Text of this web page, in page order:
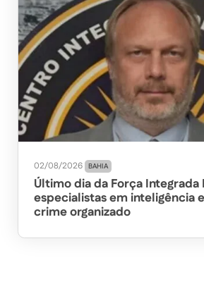
02/08/2026 BAHIA
Último dia da Força Integrada
especialistas em inteligência
crime organizado